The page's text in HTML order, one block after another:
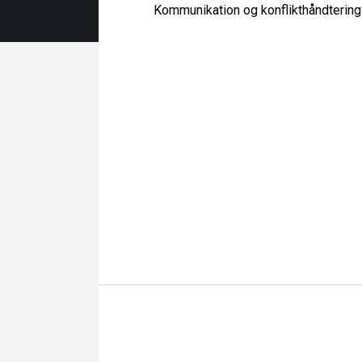
Kommunikation og